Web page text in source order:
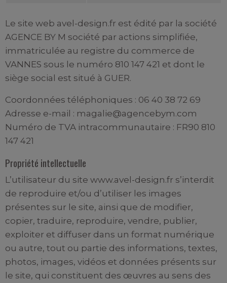
Le site web avel-design.fr est édité par la société
AGENCE BY M société par actions simplifiée,
immatriculée au registre du commerce de
VANNES sous le numéro 810 147 421 et dont le
siège social est situé à GUER.
Coordonnées téléphoniques : 06 40 38 72 69
Adresse e-mail : magalie@agencebym.com
Numéro de TVA intracommunautaire : FR90 810
147 421
Propriété intellectuelle
L’utilisateur du site www.avel-design.fr s’interdit
de reproduire et/ou d’utiliser les images
présentes sur le site, ainsi que de modifier,
copier, traduire, reproduire, vendre, publier,
exploiter et diffuser dans un format numérique
ou autre, tout ou partie des informations, textes,
photos, images, vidéos et données présents sur
le site, qui constituent des œuvres au sens des